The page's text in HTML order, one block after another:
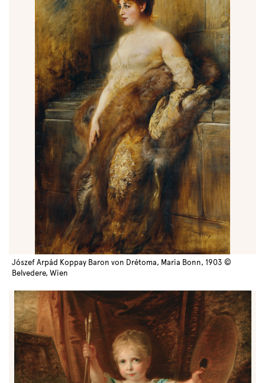
Jószef Arpád Koppay Baron von Drétoma, Maria Bonn, 1903 ©
Belvedere, Wien